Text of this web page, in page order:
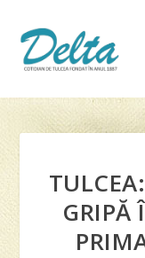
GRIPĂ